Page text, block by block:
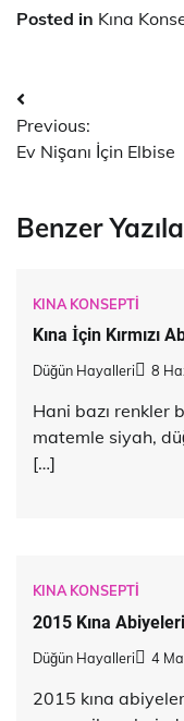
Posted in Kına
Yazı
dolaşımı
Previous:
Ev Nişanı İçin Elbise
Benzer
KINA KONSEPTI
Kına İçin Kırmızı
Düğün Hayalleri 8
Hani bazı renkler
matemle siyah,
[…]
KINA KONSEPTI
2015 Kına Abiyeleri
Düğün Hayalleri 4
2015 kına